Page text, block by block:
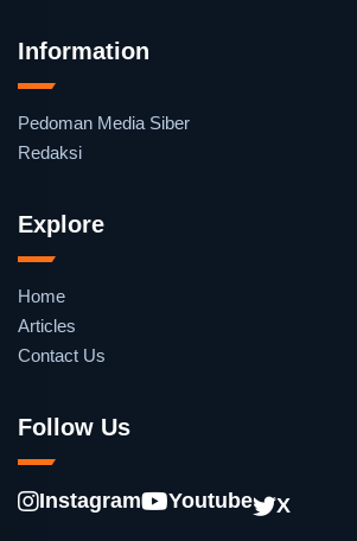
Information
Pedoman Media Siber
Redaksi
Explore
Home
Articles
Contact Us
Follow Us
Instagram Youtube X